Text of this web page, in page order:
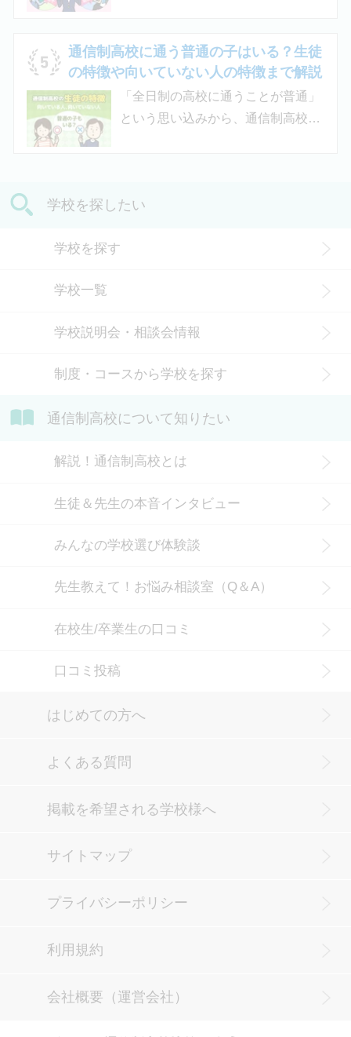
でしょう。 この記事では、サポート
校の特徴や通信制高校との違い、メ
リット・デメリットについて解説し
ます。
がある人もいるのではないでしょう
か。 結論から言うと、通信制高校に
行ったからといって「人生終了」で
は決してありません。通信制高校で
の記事では、通信制高校に行くこと
通信制高校に通う普通の子はいる？生徒
の特徴や向いていない人の特徴まで解説
「全日制の高校に通うことが普通」
という思い込みから、通信制高校へ
生徒」などが通う学校という、先入
在籍しています。 この記事では、通
ているかや、通信制高校に向いてい
ます。
学校を探したい
学校を探す
学校一覧
学校説明会・相談会情報
制度・コースから学校を探す
通信制高校について知りたい
解説！通信制高校とは
生徒＆先生の本音インタビュー
みんなの学校選び体験談
先生教えて！お悩み相談室（Q＆A）
在校生/卒業生の口コミ
口コミ投稿
はじめての方へ
よくある質問
掲載を希望される学校様へ
サイトマップ
プライバシーポリシー
利用規約
会社概要（運営会社）